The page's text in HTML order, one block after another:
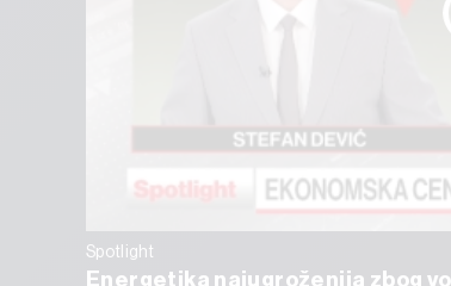
Spotlight
Energetika najugroženija zbog